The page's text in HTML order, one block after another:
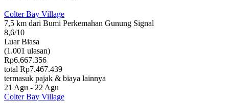
Colter Bay Village
7,5 km dari Bumi Perkemahan Gunung Signal
8,6/10
Luar Biasa
(1.001 ulasan)
Rp6.667.356
total Rp7.467.439
termasuk pajak & biaya lainnya
21 Agu - 22 Agu
Colter Bay Village